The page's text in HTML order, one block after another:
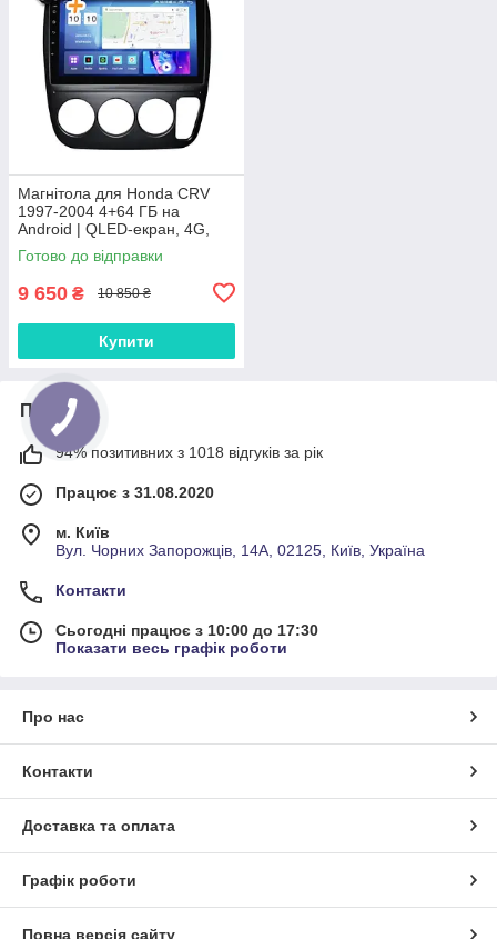
Магнітола для Honda CRV
1997-2004 4+64 ГБ на
Android | QLED-екран, 4G,
Bluetooth
Готово до відправки
9 650 ₴ 10 850 ₴
Купити
Про нас
94% позитивних з 1018 відгуків за рік
Працює з 31.08.2020
м. Київ
Вул. Чорних Запорожців, 14А, 02125, Київ, Україна
Контакти
Сьогодні працює з 10:00 до 17:30
Показати весь графік роботи
Про нас
Контакти
Доставка та оплата
Графік роботи
Повна версія сайту